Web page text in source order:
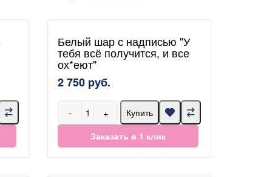
Белый шар с надписью "У
тебя всё получится, и все
ох*еют"
2 750 руб.
- +
Купить
Заказать в 1 клик